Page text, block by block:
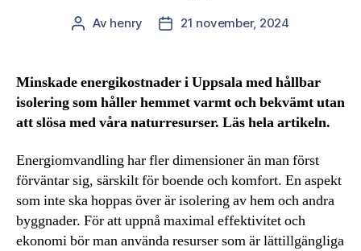
Inläggsförfattare
Av henry Inläggsdatum
21 november, 2024
Minskade energikostnader i Uppsala med hållbar
isolering som håller hemmet varmt och bekvämt utan
att slösa med våra naturresurser. Läs hela artikeln.
Energiomvandling har fler dimensioner än man först
förväntar sig, särskilt för boende och komfort. En aspekt
som inte ska hoppas över är isolering av hem och andra
byggnader. För att uppnå maximal effektivitet och
ekonomi bör man använda resurser som är lättillgängliga